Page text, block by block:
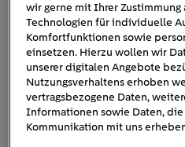
wir gerne mit Ihrer Zustimmung
Technologien für individuelle
Komfortfunktionen sowie
einsetzen. Hierzu wollen wir
unserer digitalen Angebote
Nutzungsverhaltens erhoben
vertragsbezogene Daten,
Informationen sowie Daten,
Kommunikation mit uns